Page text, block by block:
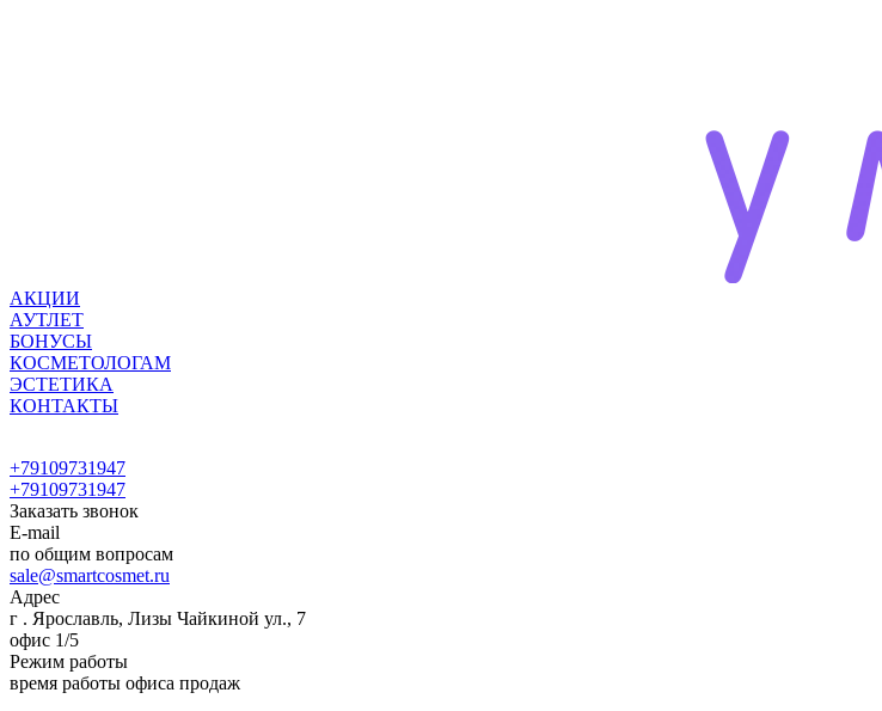
АКЦИИ
АУТЛЕТ
БОНУСЫ
КОСМЕТОЛОГАМ
ЭСТЕТИКА
КОНТАКТЫ
+79109731947
+79109731947
Заказать звонок
E-mail
по общим вопросам
sale@smartcosmet.ru
Адрес
г . Ярославль, Лизы Чайкиной ул., 7
офис 1/5
Режим работы
время работы офиса продаж